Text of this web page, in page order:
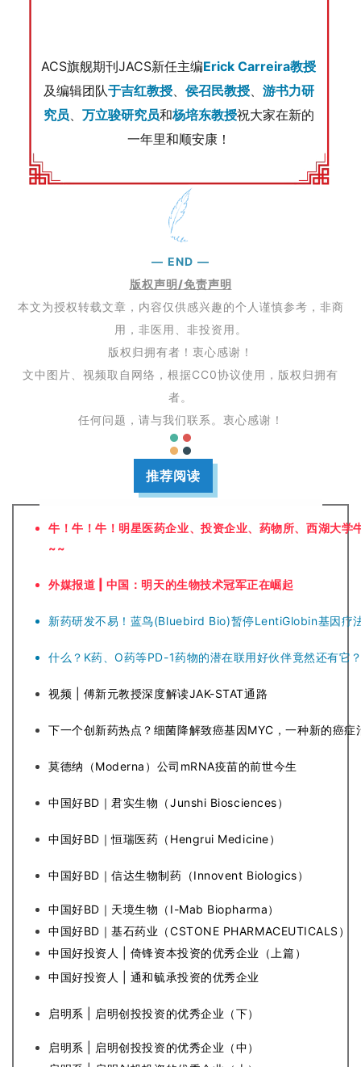
ACS旗舰期刊JACS新任主编Erick Carreira教授
及编辑团队于吉红教授、 侯召民教授、 游书力研
究员、 万立骏研究员和杨培东教授祝大家在新的
一年里和顺安康！
— END —
版权声明/免责声明
本文为授权转载文章，内容仅供感兴趣的个人谨慎参考，非商
用，非医用、非投资用。
版权归拥有者！衷心感谢！
文中图片
视频取自网络 ，根据CC0协议使用，版权归拥有
者。
任何问题，请与我们联系。衷心感谢！
推荐阅读
牛！牛！牛！明星医药企业、投资企业、药物所、西湖大学
~~
外媒报道 | 中国：明天的生物技术冠军正在崛起
新药研发不易！蓝鸟(Bluebird Bio)暂停LentiGlobin基因疗
什么？K药、O药等PD-1药物的潜在联用好伙伴竟然还有它
视频 | 傅新元教授深度解读JAK-STAT通路
下一个创新药热点？细菌降解致癌基因MYC，一种新的癌症
莫德纳（Moderna）公司mRNA疫苗的前世今生
中国好BD｜君实生物（Junshi Biosciences）
中国好BD｜恒瑞医药（Hengrui Medicine）
中国好BD｜信达生物制药（Innovent Biologics）
中国好BD｜天境生物（I-Mab Biopharma）
中国好BD｜基石药业（CSTONE PHARMACEUTICALS）
中国好投资人 | 倚锋资本投资的优秀企业（上篇）
中国好投资人 | 通和毓承投资的优秀企业
启明系 | 启明创投投资的优秀企业（下）
启明系 | 启明创投投资的优秀企业（中）